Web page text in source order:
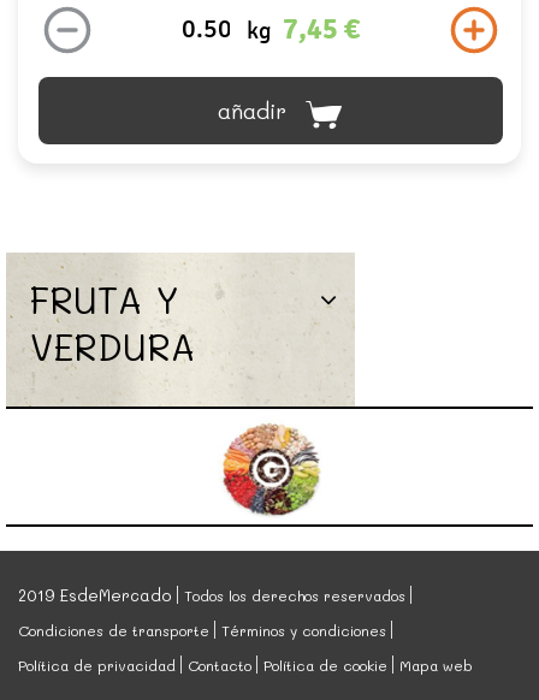
kg 7,45 €
añadir
FRUTA Y
VERDURA
2019 EsdeMercado
Todos los derechos reservados
Condiciones de transporte
Términos y condiciones
Política de privacidad
Contacto Política de cookie Mapa web